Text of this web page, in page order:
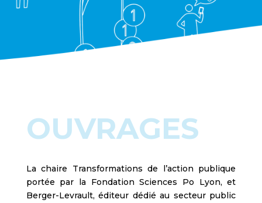
OUVRAGES
La chaire Transformations de l’action publique
portée par la Fondation Sciences Po Lyon, et
Berger-Levrault, éditeur dédié au secteur public